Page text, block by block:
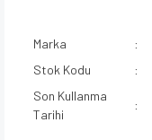
Marka
Stok Kodu
Son Kullanma
Tarihi